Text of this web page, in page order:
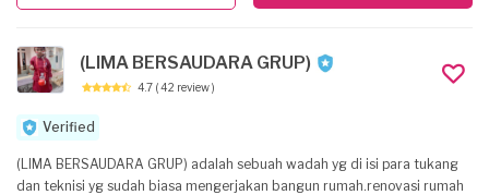
(LIMA BERSAUDARA GRUP)
4.7 ( 42 review )
Verified
(LIMA BERSAUDARA GRUP) adalah sebuah wadah yg di isi para tukang
dan teknisi yg sudah biasa mengerjakan bangun rumah.renovasi rumah